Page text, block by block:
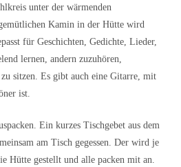
unter der wärmenden
Kamin in der Hütte wird
für Geschichten, Gedichte, Lieder,
lernen, andern zuzuhören,
sitzen. Es gibt auch eine Gitarre, mit
ist.
Ein kurzes Tischgebet aus dem
am Tisch gegessen. Der wird je
Hütte gestellt und alle packen mit an.